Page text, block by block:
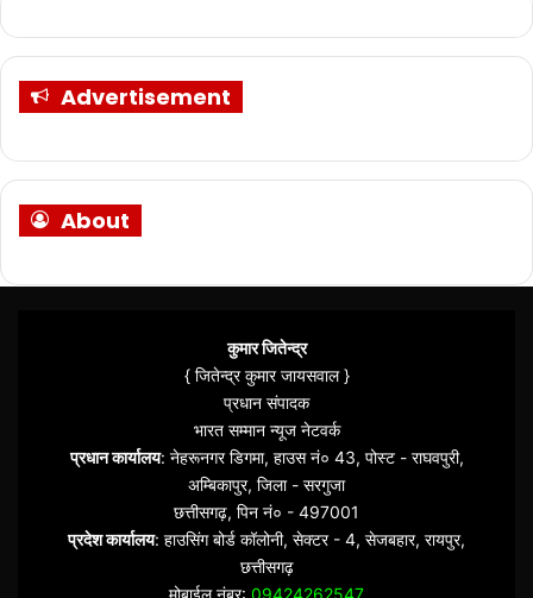
Advertisement
About
कुमार जितेन्द्र
{ जितेन्द्र कुमार जायसवाल }
प्रधान संपादक
भारत सम्मान न्यूज नेटवर्क
प्रधान कार्यालय: नेहरूनगर डिगमा, हाउस नं० 43, पोस्ट - राघवपुरी,
अम्बिकापुर, जिला - सरगुजा
छत्तीसगढ़, पिन नं० - 497001
प्रदेश कार्यालय: हाउसिंग बोर्ड कॉलोनी, सेक्टर - 4, सेजबहार, रायपुर,
छत्तीसगढ़